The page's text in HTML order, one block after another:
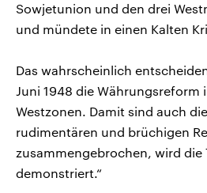
Sowjetunion und den drei
und mündete in einen Kalten
Das wahrscheinlich
Juni 1948 die Währungsreform
Westzonen. Damit sind auch
rudimentären und brüchigen
zusammengebrochen, wird die
demonstriert.“